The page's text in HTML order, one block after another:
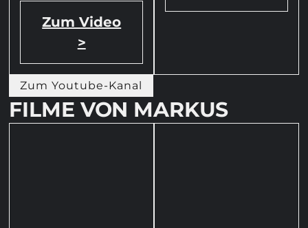
Zum Video
>
Zum Youtube-Kanal
FILME VON MARKUS